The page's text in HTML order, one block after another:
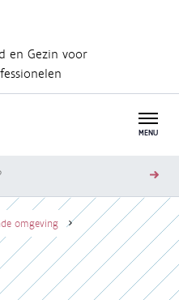
en Gezin voor
MENU
omgeving